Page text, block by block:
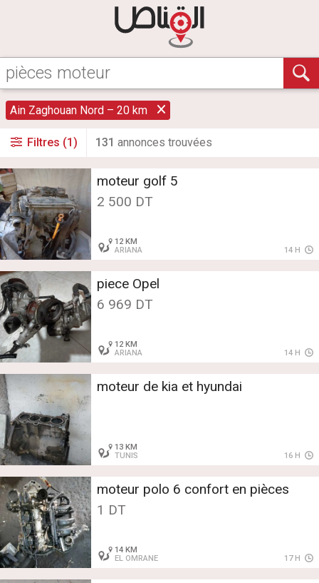
Ain Zaghouan Nord – 20 km
Filtres (1) 131 annonces trouvées
moteur golf 5
2 500 DT
12 KM
ARIANA
14 H
piece Opel
6 969 DT
12 KM
ARIANA
14 H
moteur de kia et hyundai
13 KM
TUNIS
16 H
moteur polo 6 confort en pièces
1 DT
14 KM
EL OMRANE
17 H